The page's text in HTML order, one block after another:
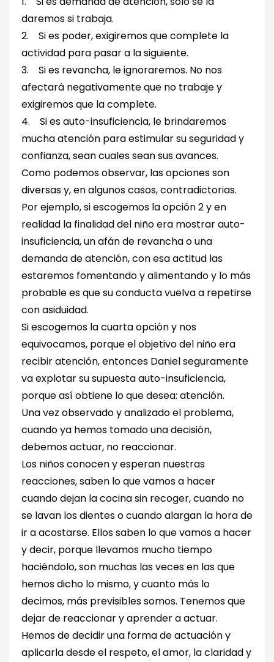
daremos si trabaja.
2. Si es poder, exigiremos que complete la
actividad para pasar a la siguiente.
3. Si es revancha, le ignoraremos. No nos
afectará negativamente que no trabaje y
exigiremos que la complete.
4. Si es auto-insuficiencia, le brindaremos
mucha atención para estimular su seguridad y
confianza, sean cuales sean sus avances.
Como podemos observar, las opciones son
diversas y, en algunos casos, contradictorias.
Por ejemplo, si escogemos la opción 2 y en
realidad la finalidad del niño era mostrar auto-
insuficiencia, un afán de revancha o una
demanda de atención, con esa actitud las
estaremos fomentando y alimentando y lo más
probable es que su conducta vuelva a repetirse
con asiduidad.
Si escogemos la cuarta opción y nos
equivocamos, porque el objetivo del niño era
recibir atención, entonces Daniel seguramente
va explotar su supuesta auto-insuficiencia,
porque así obtiene lo que desea: atención.
Una vez observado y analizado el problema,
cuando ya hemos tomado una decisión,
debemos actuar, no reaccionar.
Los niños conocen y esperan nuestras
reacciones, saben lo que vamos a hacer
cuando dejan la cocina sin recoger, cuando no
se lavan los dientes o cuando alargan la hora de
ir a acostarse. Ellos saben lo que vamos a hacer
y decir, porque llevamos mucho tiempo
haciéndolo, son muchas las veces en las que
hemos dicho lo mismo, y cuanto más lo
decimos, más previsibles somos. Tenemos que
dejar de reaccionar y aprender a actuar.
Hemos de decidir una forma de actuación y
aplicarla desde el respeto, el amor, la claridad y